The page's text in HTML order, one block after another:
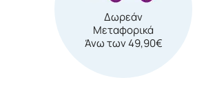
Δωρεάν
Μεταφορικά
Άνω των 49,90€